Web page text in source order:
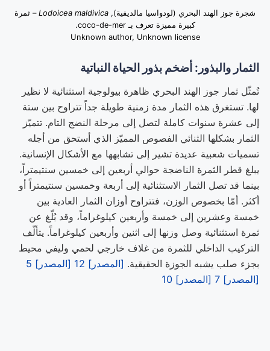
شجرة جوز الهند البحري (لودواسيا مالديفية), Lodoicea maldivica – ثمرة
كبيرة مميزة تعرف بـ coco-de-mer.
Unknown author, Unknown license
الثمار والبذور: أضخم بذور الحياة النباتية
تُمثّل ثمار جوز الهند البحري ظاهرة بيولوجية استثنائية لا نظير
لها. تستغرق هذه الثمار مدة زمنية طويلة جداً تتراوح بين ستة
إلى عشرة سنوات كاملة لتصل إلى مرحلة النضج التام. تتميّز
الثمار بشكلها الثنائي الفصوص المميّز الذي أستحق من أجله
تسميات شعبية عديدة تشير إلى تشابهها مع الأشكال الإنسانية.
يبلغ قطر الثمرة الناضجة حوالي أربعين إلى خمسين سنتيمتراً،
بينما قد تصل الثمار الاستثنائية إلى أربعة وخمسين سنتيمتراً أو
أكثر. أمّا بخصوص الوزن، فتتراوح أوزان الثمار العادية بين
خمسة وعشرين إلى خمسة وأربعين كيلوغراماً، وقد بُلّغ عن
ثمرة استثنائية وصل وزنها إلى اثنين وأربعين كيلوغراماً. يتألّف
التركيب الداخلي للثمرة من غلاف خارجي لحمي وليفي محيط
بجزء صلب يشبه الجوزة الحقيقية. [المصدر] 12
[المصدر] 5
[المصدر] 7
[المصدر] 10